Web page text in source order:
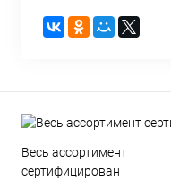
Весь ассортимент
сертифицирован